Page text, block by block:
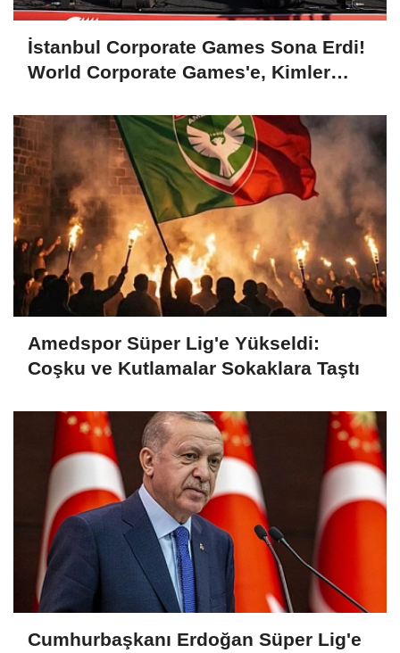
İstanbul Corporate Games Sona Erdi!
World Corporate Games'e, Kimler
Amedspor Süper Lig'e Yükseldi:
Coşku ve Kutlamalar Sokaklara Taştı
Cumhurbaşkanı Erdoğan Süper Lig'e